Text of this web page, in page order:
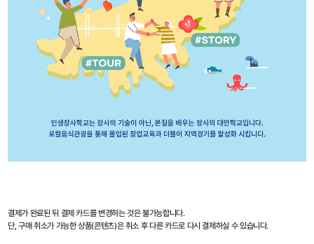
결제가 완료된 뒤 결제 카드를 변경하는 것은 불가능합니다.
단, 구매 취소가 가능한 상품(콘텐츠)은 취소 후 다른 카드로 다시 결제하실 수 있습니다.